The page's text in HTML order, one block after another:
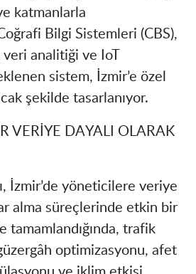
katmanlarla
Bilgi Sistemleri (CBS),
analitiği ve IoT
sistem, İzmir’e özel
şekilde tasarlanıyor.
VERİYE DAYALI OLARAK
İzmir’de yöneticilere veriye
alma süreçlerinde etkin bir
tamamlandığında, trafik
optimizasyonu, afet